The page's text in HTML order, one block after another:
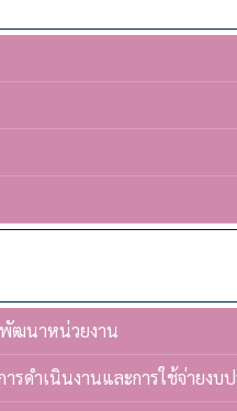
ฒนาหน่วยงาน
รดำเนินงานและการใช้จ่ายงบ